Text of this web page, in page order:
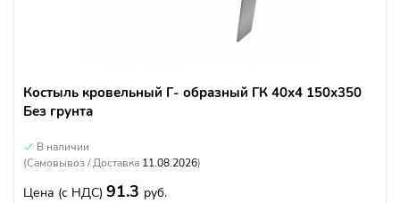
Костыль кровельный Г- образный ГК 40х4 150х350
Без грунта
В наличии
(Самовывоз / Доставка 11.08.2026)
Цена (с НДС) 91.3 руб.